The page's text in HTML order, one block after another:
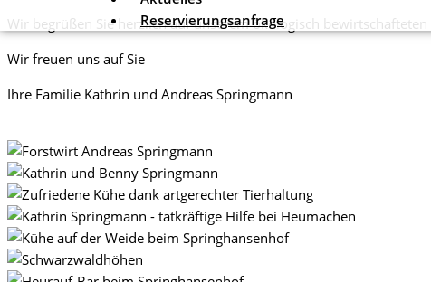
Reservierungsanfrage
Wir begrüßen Sie herzlich auf unserem ökologisch bewirtschafteten
Wir freuen uns auf Sie
Ihre Familie Kathrin und Andreas Springmann